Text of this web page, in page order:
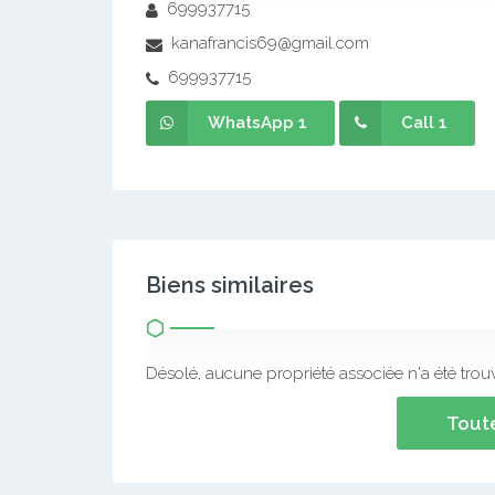
699937715
kanafrancis69@gmail.com
699937715
WhatsApp 1 Call 1
Biens similaires
Désolé, aucune propriété associée n'a été